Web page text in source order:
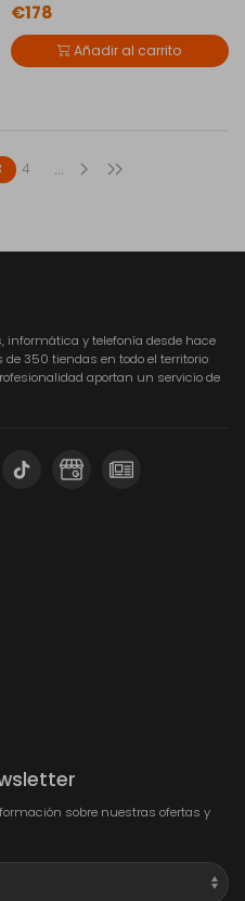
€178
Añadir al carrito
4 ...
informática y telefonía desde hace
350 tiendas en todo el territorio
aportan un servicio de
sobre nuestras ofertas y